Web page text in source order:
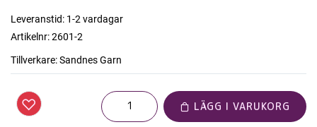
Leveranstid: 1-2 vardagar
Artikelnr:2601-2
Tillverkare:Sandnes Garn
LÄGG I VARUKORG